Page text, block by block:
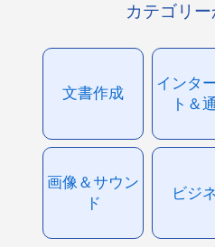
カテゴリ
文書作成
インタ
ト＆
画像＆サウン
ド
ビジ